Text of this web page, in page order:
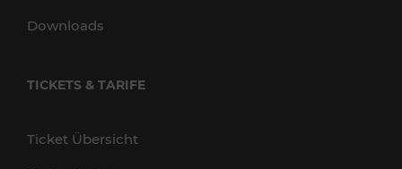
Downloads
TICKETS & TARIFE
Ticket Übersicht